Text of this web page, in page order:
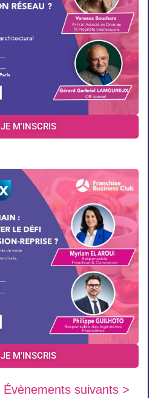
JE M'INSCRIS
JE M'INSCRIS
Évènements suivants >